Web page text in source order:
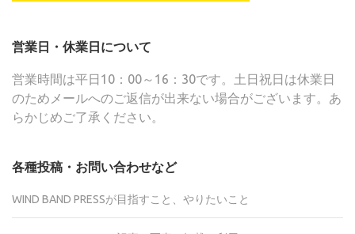
営業日・休業日について
営業時間は平日10：00～16：30です。土日祝日は休業日
のためメールへのご返信が出来ない場合がございます。あ
らかじめご了承ください。
各種投稿・お問い合わせなど
WIND BAND PRESSが目指すこと、やりたいこと